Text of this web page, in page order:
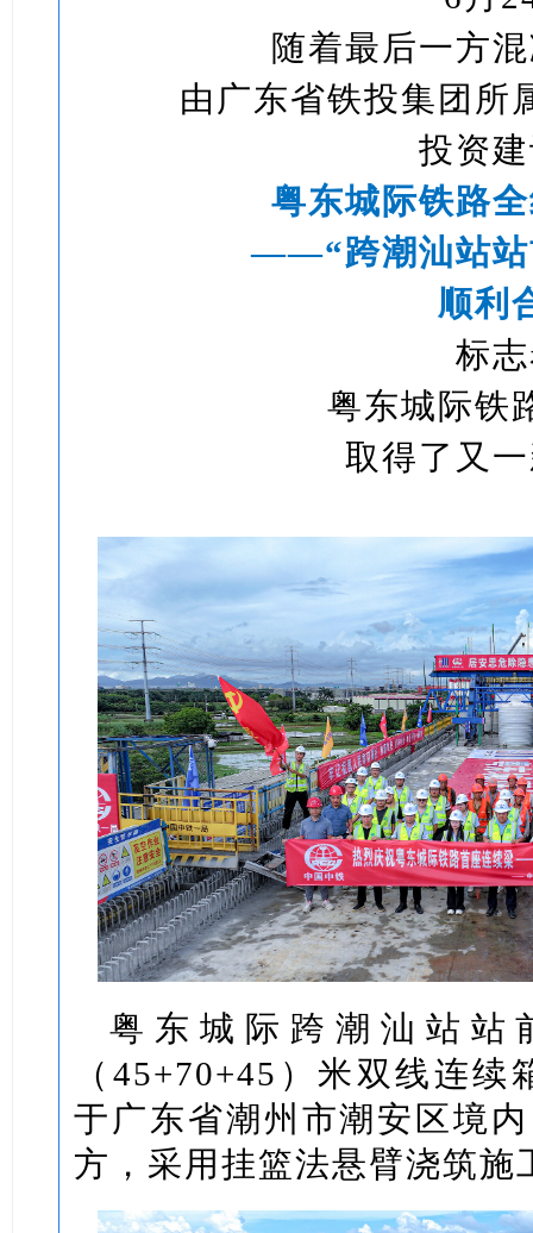
随着最后一方
由广东省铁投集团所
投资
粤东城际铁路
——“跨潮汕站站
顺利
标
粤东城际铁
取得了又
粤东城际跨潮汕站站
（45+70+45）米双线连
于广东省潮州市潮安区境
方，采用挂篮法悬臂浇筑施